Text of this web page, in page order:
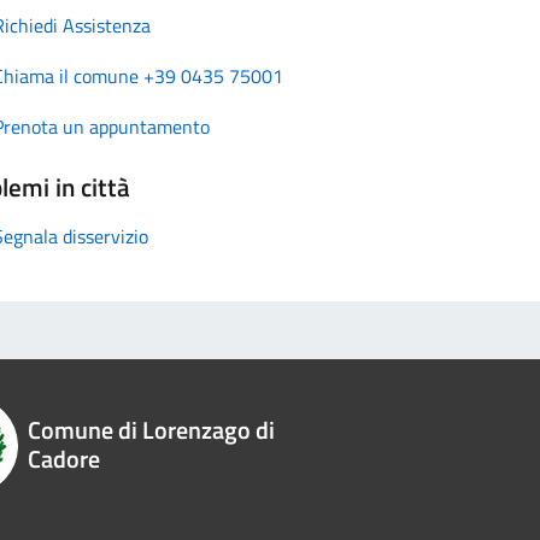
Assistenza
il comune +39 0435 75001
un appuntamento
in città
disservizio
Comune di Lorenzago di
Cadore